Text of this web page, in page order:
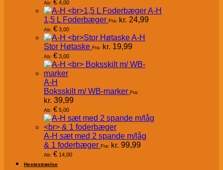
Ab: € 4,00
A-H
1,5 L Foderbæger Fra: kr. 24,99
Ab: € 3,00
A-H
Stor Høtaske Fra: kr. 19,99
Ab: € 3,00
A-H
Boksskilt m/ WB-marker Fra:
kr. 39,99
Ab: € 5,00
A-H sæt med 2 spande m/låg
& 1 foderbæger Fra: kr. 99,99
Ab: € 14,00
Hestestrøelse